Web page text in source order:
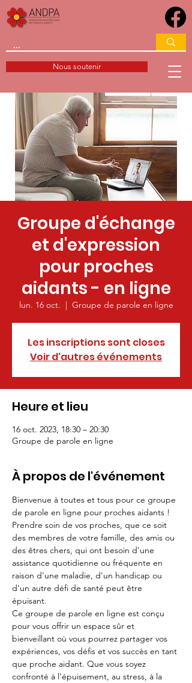
Nous soutenir
Groupe d'échange
et d'expression
pour proches
aidants - en ligne
lun. 16 oct.
  |
Groupe de parole en ligne
Les inscriptions sont closes
Voir d'autres événements
Heure et lieu
16 oct. 2023, 18:30 – 20:30
Groupe de parole en ligne
À propos de l'événement
Bienvenue à toutes et tous pour ce groupe
de parole en ligne pour proches aidants !
Prendre soin de vos proches, que ce soit
des membres de votre famille, des amis ou
des êtres chers, qui ont besoin d'une
assistance quotidienne ou fréquente en
raison d'une maladie, d'un handicap ou
d'un autre défi de santé peut être
épuisant.
Ce groupe de parole en ligne est conçu
pour vous offrir un espace sûr et
bienveillant où vous pourrez partager vos
expériences, vos défis et vos succès en tant
que proche aidant. Que vous soyez
confronté à l'épuisement, au stress, à la